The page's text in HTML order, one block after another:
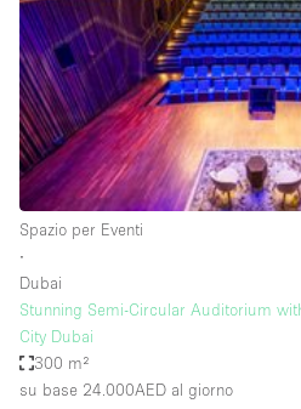
Aria condizionata
Arredamento
Ascensore
Attaccapanni
Attrezzature da ufficio
Banconi
Bar
Spazio per Eventi
∙
Dubai
Stunning Semi-Circular Auditorium
City Dubai
300 m²
su base 24.000AED al giorno